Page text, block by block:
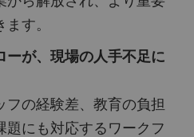
す。
ーが、現場の人手不足に
フの経験差、教育の負担
題にも対応するワークフ